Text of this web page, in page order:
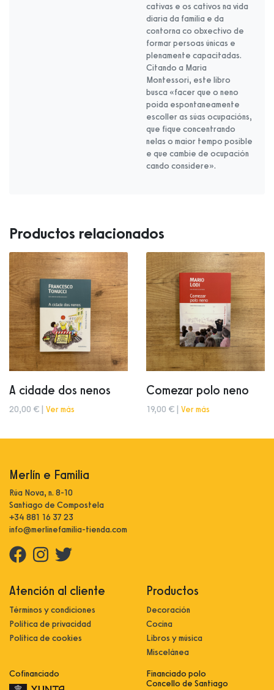
cativas e os cativos na vida
diaria da familia e da
contorna co obxectivo de
formar persoas únicas e
plenamente capacitadas.
Citando a Maria
Montessori, este libro
busca «facer que o neno
poida espontaneamente
escoller as súas ocupacións,
que fique concentrando
nelas o maior tempo posible
e que cambie de ocupación
cando considere».
Productos relacionados
A cidade dos nenos
20,00 € | Ver más
Comezar polo neno
19,00 € | Ver más
Merlín e Familia
Rúa Nova, n. 8-10
Santiago de Compostela
+34 881 16 37 23
info@merlinefamilia-tienda.com
Atención al cliente
Términos y condiciones
Política de privacidad
Política de cookies
Productos
Decoración
Cocina
Libros y música
Miscelánea
Cofinanciado
Financiado polo
Concello de Santiago